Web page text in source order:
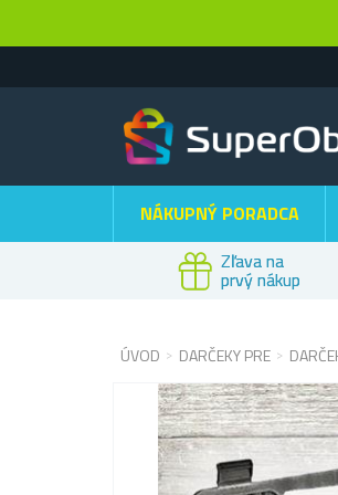
NÁKUPNÝ PORADCA
Zľava na
prvý nákup
ÚVOD DARČEKY PRE